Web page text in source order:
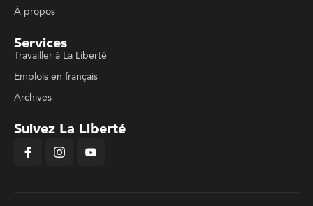
À propos
Services
Travailler à La Liberté
Emplois en français
Archives
Suivez La Liberté